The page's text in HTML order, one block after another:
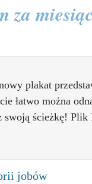
za
plakat
łatwo można
ścieżkę! Plik
jobów